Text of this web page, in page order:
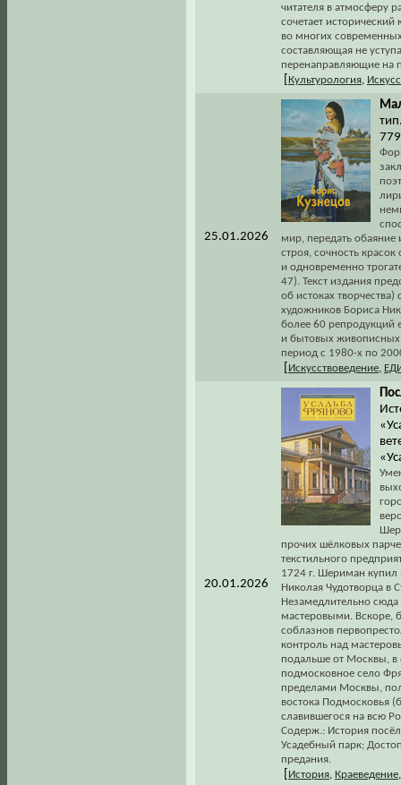
читателя в атмосферу
сочетает
во многих
составляющая не
перенаправляющие на
Культурология
25.01.2026
мир, передать обаяние
строя, сочность
и одновременно
47). Текст издания
об истоках
художников Бориса
более 60 репродукций
и бытовых живописных
период с 1980-х по
Искусствоведение
20.01.2026
прочих шёлковых
текстильного
1724 г. Шериман купил
Николая Чудотворца в
Незамедлительно
мастеровыми. Вскоре,
соблазнов
контроль над
подальше от Москвы, в
подмосковное село
пределами Москвы,
востока Подмосковья
славившегося на всю
Содерж.: История
Усадебный парк;
предания.
История Краеведение